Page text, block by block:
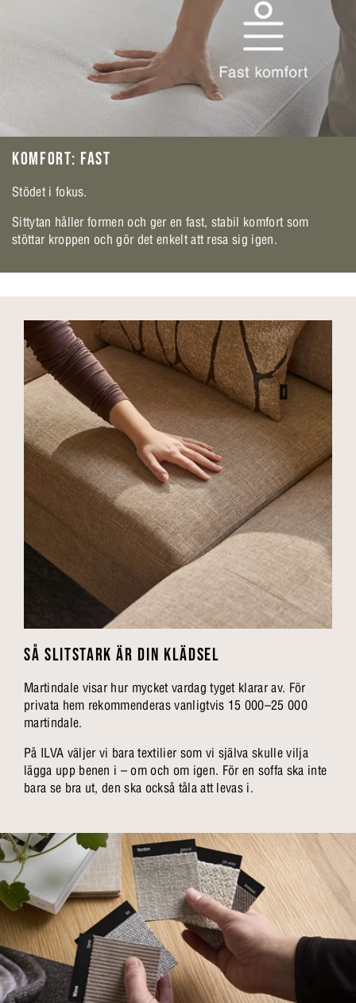
KOMFORT: FAST
Stödet i fokus.
Sittytan håller formen och ger en fast, stabil komfort som
stöttar kroppen och gör det enkelt att resa sig igen.
SÅ SLITSTARK ÄR DIN KLÄDSEL
Martindale visar hur mycket vardag tyget klarar av. För
privata hem rekommenderas vanligtvis 15 000–25 000
martindale.
På ILVA väljer vi bara textilier som vi själva skulle vilja
lägga upp benen i – om och om igen. För en soffa ska inte
bara se bra ut, den ska också tåla att levas i.